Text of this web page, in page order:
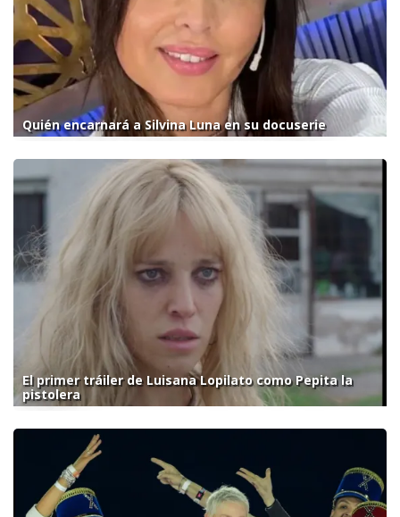
Quién encarnará a Silvina Luna en su docuserie
El primer tráiler de Luisana Lopilato como Pepita la
pistolera